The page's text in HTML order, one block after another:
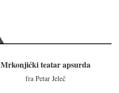
Mrkonjićki teatar apsurda
fra Petar Jeleč